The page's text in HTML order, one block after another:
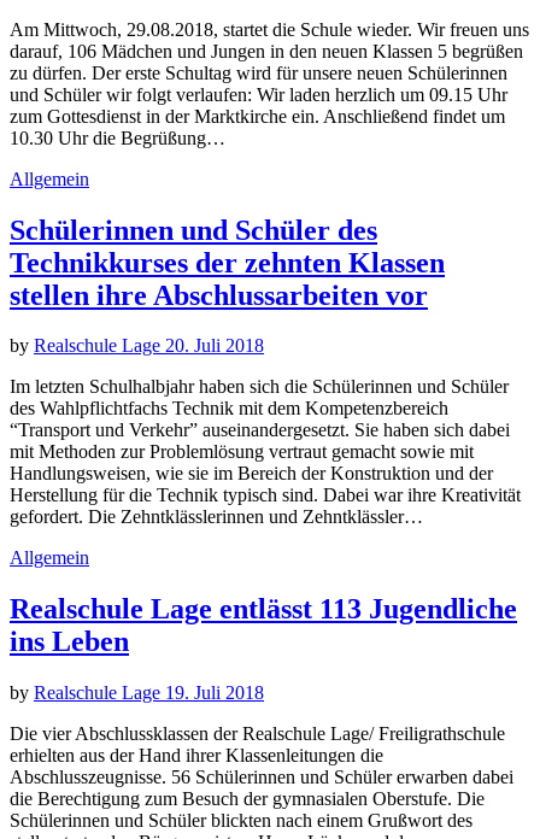
Am Mittwoch, 29.08.2018, startet die Schule wieder. Wir freuen uns
darauf, 106 Mädchen und Jungen in den neuen Klassen 5 begrüßen
zu dürfen. Der erste Schultag wird für unsere neuen Schülerinnen
und Schüler wir folgt verlaufen: Wir laden herzlich um 09.15 Uhr
zum Gottesdienst in der Marktkirche ein. Anschließend findet um
10.30 Uhr die Begrüßung…
Allgemein
Schülerinnen und Schüler des
Technikkurses der zehnten Klassen
stellen ihre Abschlussarbeiten vor
by Realschule Lage 20. Juli 2018
Im letzten Schulhalbjahr haben sich die Schülerinnen und Schüler
des Wahlpflichtfachs Technik mit dem Kompetenzbereich
“Transport und Verkehr” auseinandergesetzt. Sie haben sich dabei
mit Methoden zur Problemlösung vertraut gemacht sowie mit
Handlungsweisen, wie sie im Bereich der Konstruktion und der
Herstellung für die Technik typisch sind. Dabei war ihre Kreativität
gefordert. Die Zehntklässlerinnen und Zehntklässler…
Allgemein
Realschule Lage entlässt 113 Jugendliche
ins Leben
by Realschule Lage 19. Juli 2018
Die vier Abschlussklassen der Realschule Lage/ Freiligrathschule
erhielten aus der Hand ihrer Klassenleitungen die
Abschlusszeugnisse. 56 Schülerinnen und Schüler erwarben dabei
die Berechtigung zum Besuch der gymnasialen Oberstufe. Die
Schülerinnen und Schüler blickten nach einem Grußwort des